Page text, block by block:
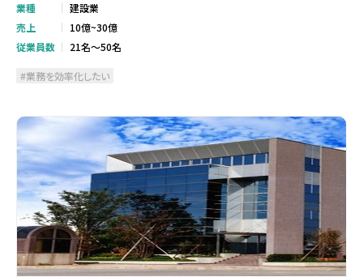
業種
建設業
売上
10億~30億
従業員数
21名～50名
業務を効率化したい